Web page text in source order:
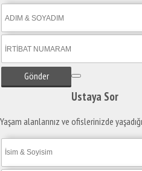
Gönder
Ustaya Sor
Yaşam alanlarınız ve ofislerinizde